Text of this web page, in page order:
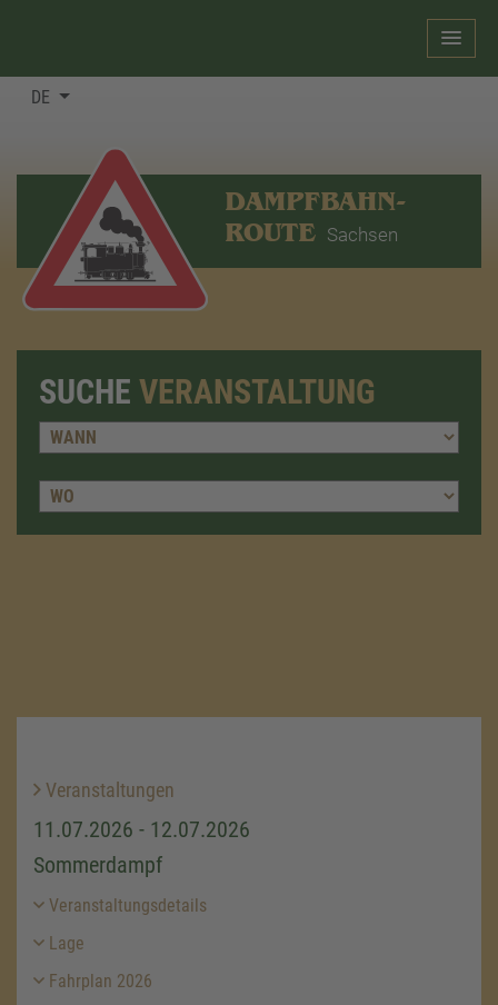
DE
DAMPFBAHN-
ROUTE Sachsen
SUCHE VERANSTALTUNG
Veranstaltungen
11.07.2026 - 12.07.2026
Sommerdampf
Veranstaltungsdetails
Lage
Fahrplan 2026